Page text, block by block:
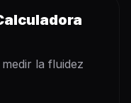
la fluidez